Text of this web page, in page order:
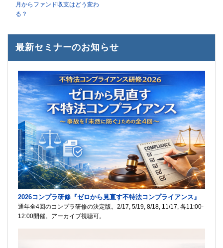
月からファンド収支はどう変わ
る？
最新セミナーのお知らせ
2026コンプラ研修『ゼロから見直す不特法コンプライアンス』
通年全4回のコンプラ研修の決定版。2/17, 5/19, 8/18, 11/17, 各11:00-
12:00開催。アーカイブ視聴可。